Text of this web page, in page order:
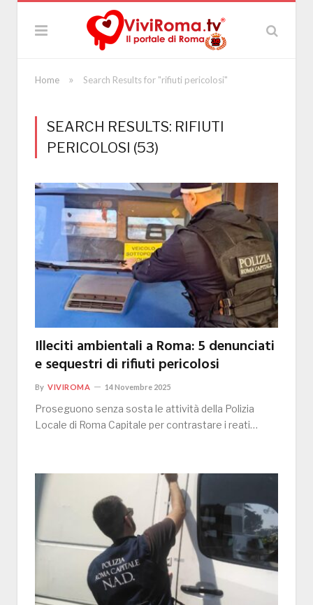
Home » Search Results for "rifiuti pericolosi"
SEARCH RESULTS: RIFIUTI
PERICOLOSI (53)
Illeciti ambientali a Roma: 5 denunciati
e sequestri di rifiuti pericolosi
By VIVIROMA 14 Novembre 2025
Proseguono senza sosta le attività della Polizia
Locale di Roma Capitale per contrastare i reati…